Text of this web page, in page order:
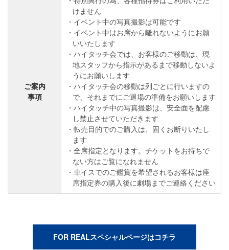
ご案内
事項
けません
イベント中の写真撮影は可能です
イベント中はお席から離れないようにお願
いいたします
ハイタッチ会では、お客様のご移動は、現
地スタッフから指示があるまで移動しないよ
うにお願いします
ハイタッチ会の移動は列ごとに行いますの
で、それまでにご退場の準備をお願いします
ハイタッチ中の写真撮影は、安全面を配慮
し禁止させていただきます
転売目的でのご購入は、固くお断りいたし
ます
全席指定となります。チケットをお持ちで
ない方はご覧になれません
車イスでのご鑑賞を希望されるお客様は座
席指定券の購入後に劇場までご連絡ください
FOR REALスペシャルページはコチラ